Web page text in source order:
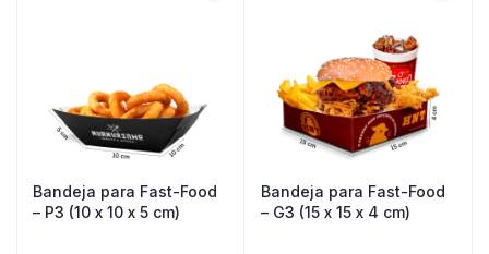
Bandeja para Fast-Food
– P3 (10 x 10 x 5 cm)
Bandeja para Fast-Food
– G3 (15 x 15 x 4 cm)